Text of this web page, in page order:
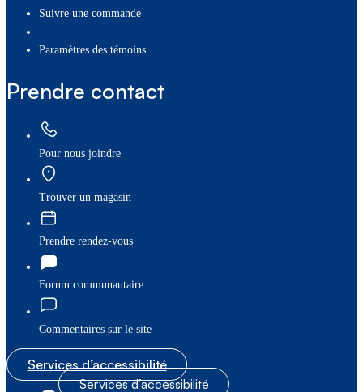
Suivre une commande
paramètres des témoins
Prendre contact
Pour nous joindre
Trouver un magasin
Prendre rendez-vous
Forum communautaire
Commentaires sur le site
Services d’accessibilité
Services d’accessibilité